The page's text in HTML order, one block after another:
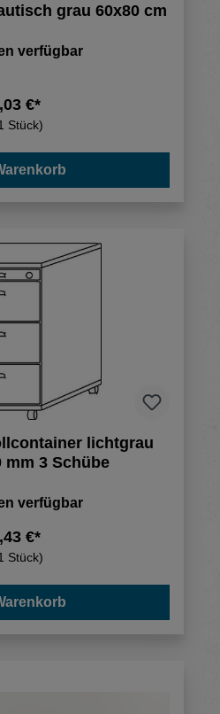
grau 60x80 cm
verfügbar
€*
Stück)
lichtgrau
mm 3 Schübe
verfügbar
€*
Stück)